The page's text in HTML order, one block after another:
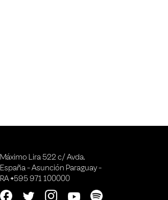
Máximo Lira 522 c/ Avda.
España - Asunción Paraguay -
RA +595 971 100000